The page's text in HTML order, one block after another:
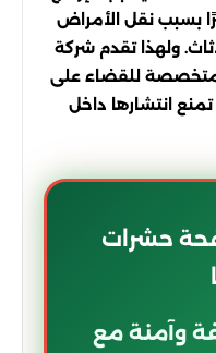
بسبب نقل الأمراض
ولهذا تقدم شركة
متخصصة للقضاء على
انتشارها داخل
حشرات
وآمنة مع